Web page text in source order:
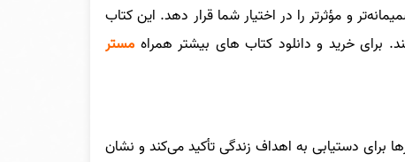
و مؤثرتر را در اختیار شما قرار دهد. این کتاب
برای خرید و دانلود کتاب های بیشتر همراه مستر
برای دستیابی به اهداف زندگی تأکید می‌کند و نشان